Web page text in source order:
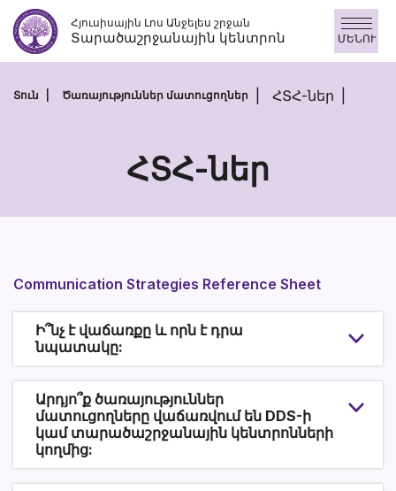
Անցնել
բովանդակությանըՀյուսիսային Լոս Անջելես շրջան
Տարածաշրջանային կենտրոն ՄԵՆՈՒ
Տուն Ծառայություններ մատուցողներ ՀՏՀ-ներ
ՀՏՀ-ներ
ՀՏՀ-
ներ
Communication Strategies Reference Sheet
Ի՞նչ է վաճառքը և որն է դրա
նպատակը:
Արդյո՞ք ծառայություններ
մատուցողները վաճառվում են DDS-ի
կամ տարածաշրջանային կենտրոնների
կողմից: